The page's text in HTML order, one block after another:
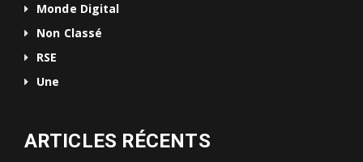
Monde Digital
Non Classé
RSE
Une
ARTICLES RÉCENTS